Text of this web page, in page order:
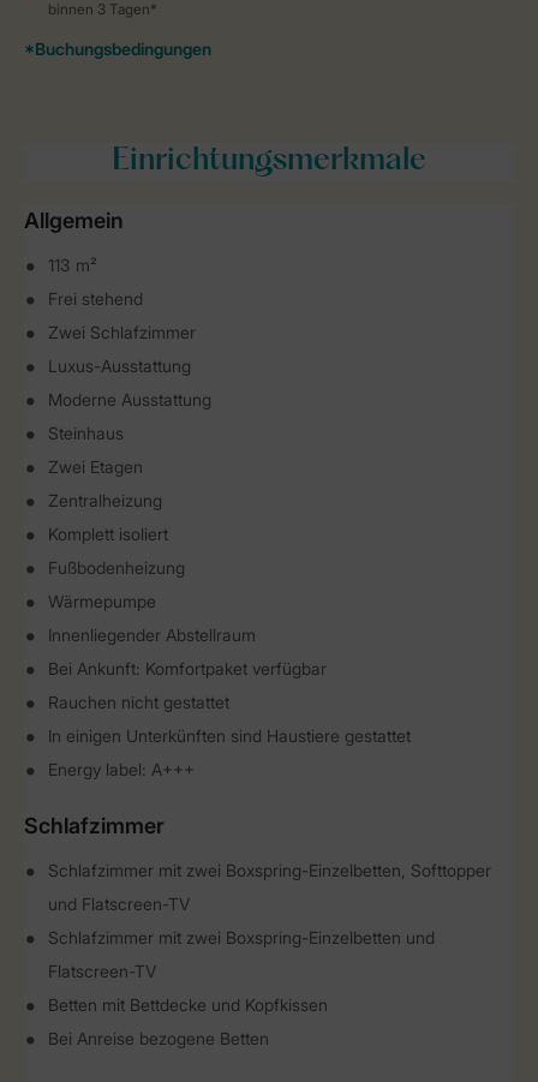
Einrichtungsmerkmale
Allgemein
113 m²
Frei stehend
Zwei Schlafzimmer
Luxus-Ausstattung
Moderne Ausstattung
Steinhaus
Zwei Etagen
Zentralheizung
Komplett isoliert
Fußbodenheizung
Wärmepumpe
Innenliegender Abstellraum
Bei Ankunft: Komfortpaket verfügbar
Rauchen nicht gestattet
In einigen Unterkünften sind Haustiere gestattet
Energy label: A+++
Schlafzimmer
Schlafzimmer mit zwei Boxspring-Einzelbetten, Softtopper
und Flatscreen-TV
Schlafzimmer mit zwei Boxspring-Einzelbetten und
Flatscreen-TV
Betten mit Bettdecke und Kopfkissen
Bei Anreise bezogene Betten